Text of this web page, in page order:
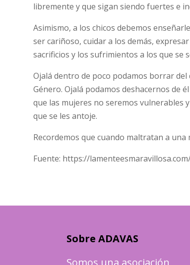
libremente y que sigan siendo fuertes e
Asimismo, a los chicos debemos
ser cariñoso, cuidar a los demás,
sacrificios y los sufrimientos a los que se
Ojalá dentro de poco podamos borrar del
Género. Ojalá podamos deshacernos de
que las mujeres no seremos vulnerables
que se les antoje.
Recordemos que cuando maltratan a
Fuente: https://
Sobre ADAVAS